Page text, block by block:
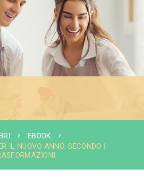
EBOOK
IL NUOVO ANNO. SECONDO I